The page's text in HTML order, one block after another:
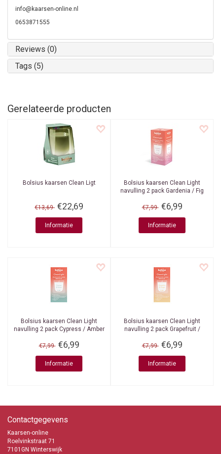
info@kaarsen-online.nl
0653871555
Reviews (0)
Tags (5)
Gerelateerde producten
Bolsius kaarsen Clean Ligt
€13,69 €22,69
Informatie
Bolsius kaarsen Clean Light
navulling 2 pack Gardenia / Fig
€7,99 €6,99
Informatie
Bolsius kaarsen Clean Light
navulling 2 pack Cypress / Amber
€7,99 €6,99
Informatie
Bolsius kaarsen Clean Light
navulling 2 pack Grapefruit /
€7,99 €6,99
Informatie
Contactgegevens
Kaarsen-online
Roelvinkstraat 71
7101GN Winterswijk